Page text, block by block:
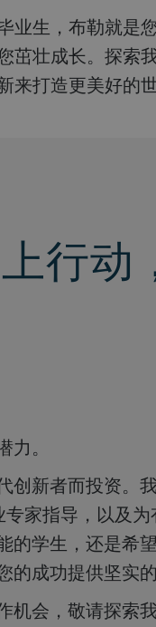
茁壮成长。探索
来打造更美好的
行动
力。
家指导，以及
的学生，还是希
的成功提供坚实